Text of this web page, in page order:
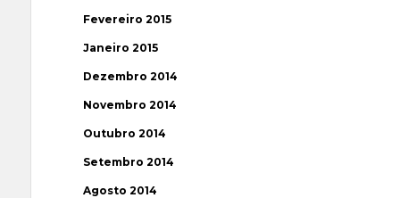
Fevereiro 2015
Janeiro 2015
Dezembro 2014
Novembro 2014
Outubro 2014
Setembro 2014
Agosto 2014